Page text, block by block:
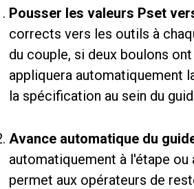
Pousser les valeurs Pset
corrects vers les outils à
du couple, si deux boulons
appliquera automatiquement
la spécification au sein du
Avance automatique du
automatiquement à l'étape ou
permet aux opérateurs de